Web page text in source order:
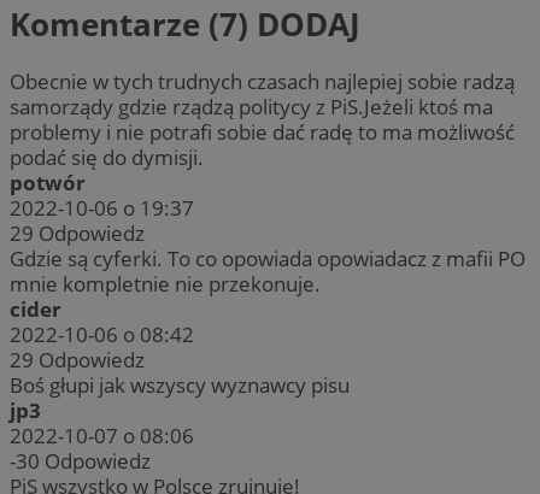
Komentarze (7) DODAJ
Obecnie w tych trudnych czasach najlepiej sobie radzą
samorządy gdzie rządzą politycy z PiS.Jeżeli ktoś ma
problemy i nie potrafi sobie dać radę to ma możliwość
podać się do dymisji.
potwór
2022-10-06 o 19:37
29 Odpowiedz
Gdzie są cyferki. To co opowiada opowiadacz z mafii PO
mnie kompletnie nie przekonuje.
cider
2022-10-06 o 08:42
29 Odpowiedz
Boś głupi jak wszyscy wyznawcy pisu
jp3
2022-10-07 o 08:06
-30 Odpowiedz
PiS wszystko w Polsce zrujnuje!